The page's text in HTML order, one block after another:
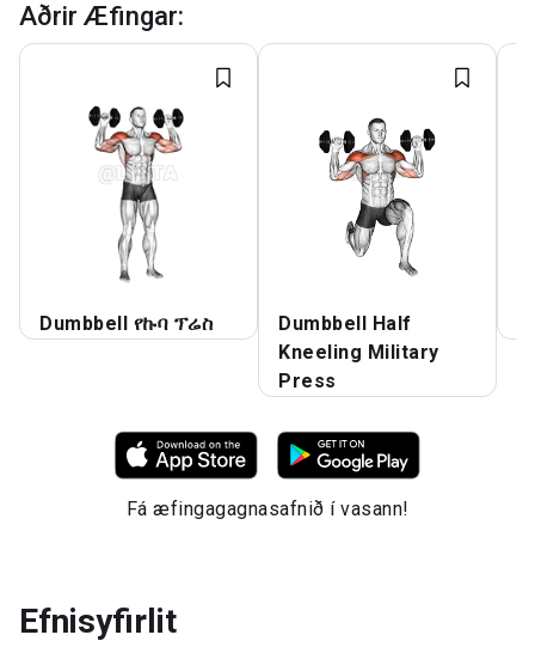
Aðrir Æfingar:
Dumbbell የኩባ ፕሬስ
Dumbbell Half
Kneeling Military
Press
Fá æfingagagnasafnið í vasann!
Efnisyfirlit